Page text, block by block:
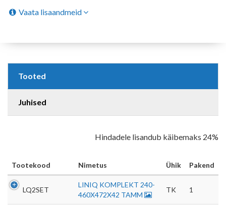
Vaata lisaandmeid
Tooted
Juhised
Hindadele lisandub käibemaks 24%
Tootekood Nimetus Ühik Pakend
LQ2SET
LINIQ KOMPLEKT 240-
460X472X42 TAMM
TK 1